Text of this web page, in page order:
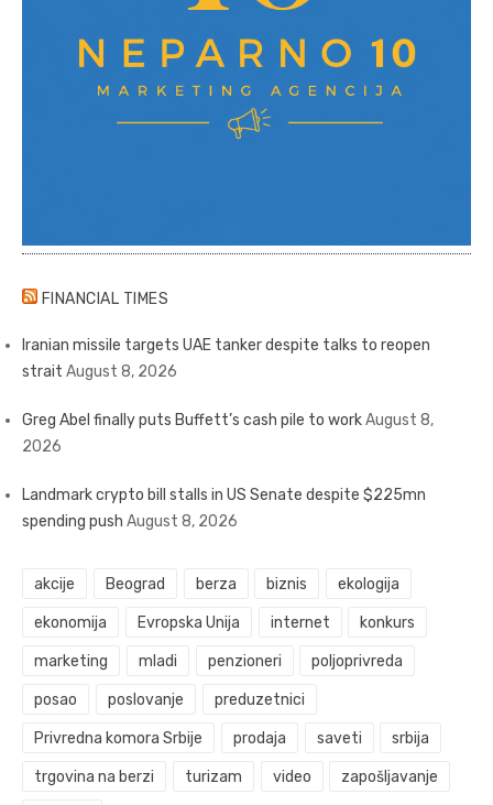
FINANCIAL TIMES
Iranian missile targets UAE tanker despite talks to reopen
strait August 8, 2026
Greg Abel finally puts Buffett’s cash pile to workAugust 8,
2026
Landmark crypto bill stalls in US Senate despite $225mn
spending push August 8, 2026
akcije Beograd berza biznis ekologija
ekonomija Evropska Unija internet konkurs
marketing mladi penzioneri poljoprivreda
posao poslovanje preduzetnici
Privredna komora Srbije prodaja saveti srbija
trgovina na berzi turizam video zapošljavanje